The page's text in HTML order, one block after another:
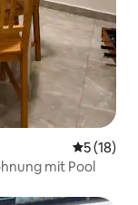
5 (18)
mit Pool